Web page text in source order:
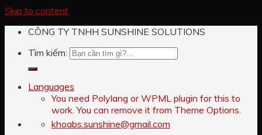
Skip to content
CÔNG TY TNHH SUNSHINE SOLUTIONS
Tìm kiếm:
Languages
You need Polylang or WPML plugin for this to
work. You can remove it from Theme Options.
khoabs.sunshine@gmail.com